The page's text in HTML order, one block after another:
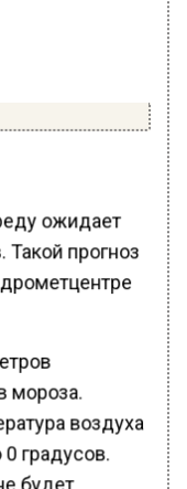
ожидает
Такой прогноз
мороза.
воздуха
градусов.
будет.